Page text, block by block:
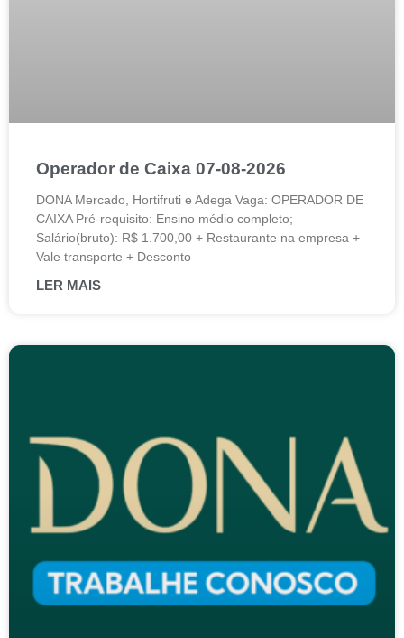
Operador de Caixa 07-08-2026
DONA Mercado, Hortifruti e Adega Vaga: OPERADOR DE
CAIXA Pré-requisito: Ensino médio completo;
Salário(bruto): R$ 1.700,00 + Restaurante na empresa +
Vale transporte + Desconto
LER MAIS